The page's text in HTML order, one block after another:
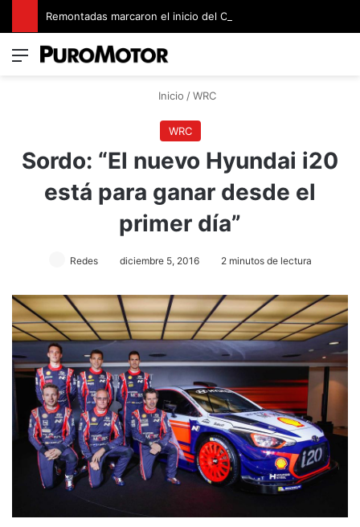
Menú
Inicio / WRC
WRC
Sordo: “El nuevo Hyundai i20
está para ganar desde el
primer día”
Redes diciembre 5, 2016 2 minutos de lectura